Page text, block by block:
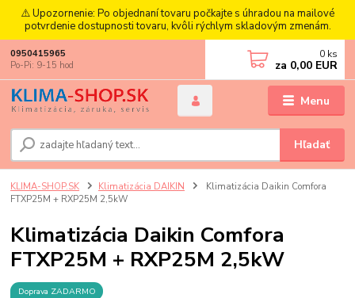
⚠️ Upozornenie: Po objednaní tovaru počkajte s úhradou na mailové
potvrdenie dostupnosti tovaru, kvôli rýchlym skladovým zmenám.
Menu
Hľadať
0950415965
Po-Pi: 9-15 hod
0 ks
za 0,00 EUR
KLIMA-SHOP.SK Klimatizácia DAIKIN
Klimatizácia Daikin Comfora
FTXP25M + RXP25M 2,5kW
Klimatizácia Daikin Comfora
FTXP25M + RXP25M 2,5kW
Doprava ZADARMO